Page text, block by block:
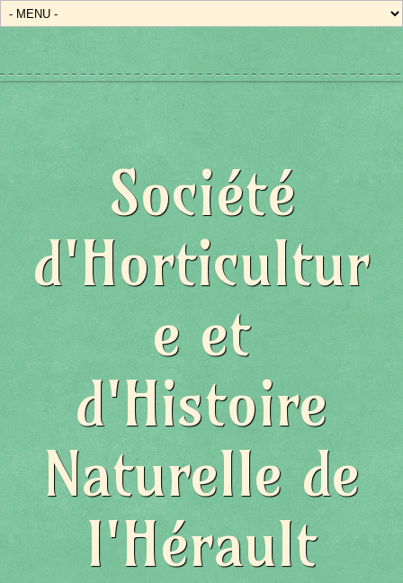
Société
d'Horticultur
e et
d'Histoire
Naturelle de
l'Hérault